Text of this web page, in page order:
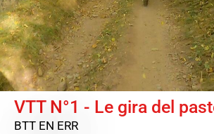
VTT N°1 - Le gira del
BTT EN ERR